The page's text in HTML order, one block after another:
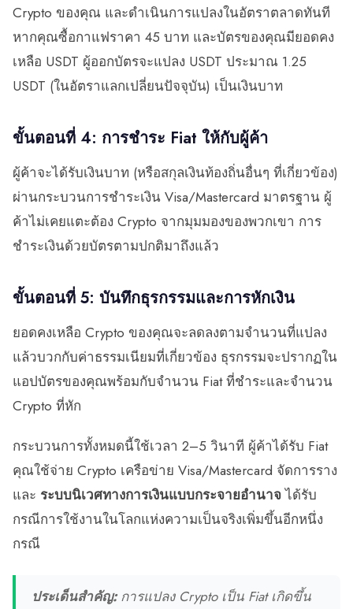
Crypto ของคุณ และดำเนินการแปลงในอัตราตลาดทันที
หากคุณซื้อกาแฟราคา 45 บาท และบัตรของคุณมียอดคง
เหลือ USDT ผู้ออกบัตรจะแปลง USDT ประมาณ 1.25
USDT (ในอัตราแลกเปลี่ยนปัจจุบัน) เป็นเงินบาท
ขั้นตอนที่ 4: การชำระ Fiat ให้กับผู้ค้า
ผู้ค้าจะได้รับเงินบาท (หรือสกุลเงินท้องถิ่นอื่นๆ ที่เกี่ยวข้อง)
ผ่านกระบวนการชำระเงิน Visa/Mastercard มาตรฐาน ผู้
ค้าไม่เคยแตะต้อง Crypto จากมุมมองของพวกเขา การ
ชำระเงินด้วยบัตรตามปกติมาถึงแล้ว
ขั้นตอนที่ 5: บันทึกธุรกรรมและการหักเงิน
ยอดคงเหลือ Crypto ของคุณจะลดลงตามจำนวนที่แปลง
แล้วบวกกับค่าธรรมเนียมที่เกี่ยวข้อง ธุรกรรมจะปรากฏใน
แอปบัตรของคุณพร้อมกับจำนวน Fiat ที่ชำระและจำนวน
Crypto ที่หัก
กระบวนการทั้งหมดนี้ใช้เวลา 2–5 วินาที ผู้ค้าได้รับ Fiat
คุณใช้จ่าย Crypto เครือข่าย Visa/Mastercard จัดการราง
และ ระบบนิเวศทางการเงินแบบกระจายอำนาจได้รับ
กรณีการใช้งานในโลกแห่งความเป็นจริงเพิ่มขึ้นอีกหนึ่ง
กรณี
ประเด็นสำคัญ:การแปลง Crypto เป็น Fiat เกิดขึ้น